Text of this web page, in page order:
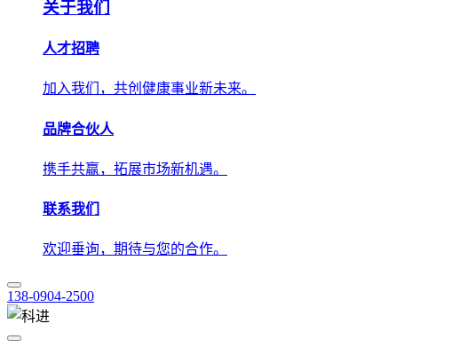
加入我们，共创健康事业新未来。
品牌合伙人
携手共赢，拓展市场新机遇。
联系我们
欢迎垂询，期待与您的合作。
138-0904-2500
技术应用
解决方案